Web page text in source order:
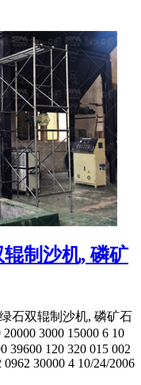
辊制沙机, 磷矿
石双辊制沙机, 磷矿石
3000 15000 6 10
39600 120 320 015 002
30000 4 10/24/2006